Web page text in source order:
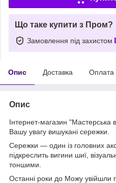
Що таке купити з Пром?
Замовлення під захистом
Опис Доставка Оплата
Опис
Інтернет-магазин "Мастерська
Вашу увагу вишукані сережки.
Сережки — один із головних
підкреслить вигини шиї,
тоншими.
Останні роки до Можу увійшли